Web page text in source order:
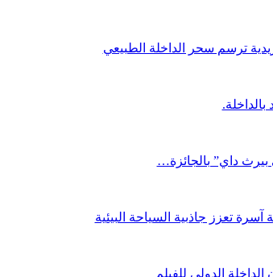
ترسم سحر الداخلة الطبيعي
بيرث داي” بالجائزة…
تعزز جاذبية السياحة البيئية